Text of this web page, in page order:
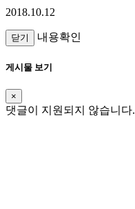
2018.10.12
닫기 내용확인
게시물 보기
×
댓글이 지원되지 않습니다.